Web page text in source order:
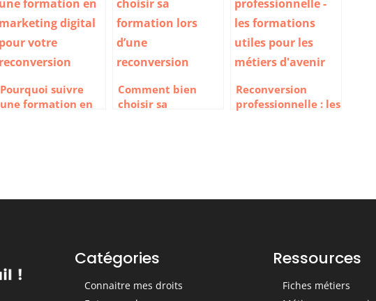
Pourquoi suivre
une formation en
Comment bien
choisir sa
Reconversion
professionnelle : les
Catégories
Connaitre mes droits
Ressources
Fiches métiers